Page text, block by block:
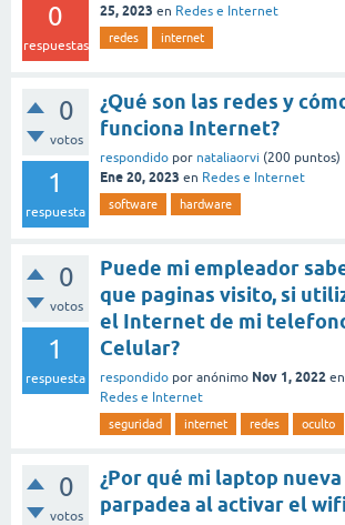
0
respuestas
25, 2023 en Redes e Internet
redes internet
0
votos
1
respuesta
¿Qué son las redes y
funciona Internet?
respondido por nataliaorvi (200 puntos)
Ene 20, 2023 en Redes e Internet
software hardware
0
votos
1
respuesta
Puede mi empleador
que paginas visito, si
el Internet de mi
Celular?
respondido por anónimo Nov 1, 2022 en
Redes e Internet
seguridad internet redes oculto
0
votos
¿Por qué mi laptop nueva
parpadea al activar el